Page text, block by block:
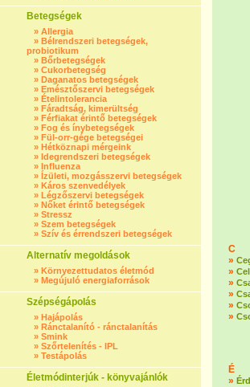
Betegségek
» Allergia
» Bélrendszeri betegségek,
probiotikum
» Bőrbetegségek
» Cukorbetegség
» Daganatos betegségek
» Emésztőszervi betegségek
» Ételintolerancia
» Fáradtság, kimerültség
» Férfiakat érintő betegségek
» Fog és ínybetegségek
» Fül-orr-gége betegségei
» Hétköznapi mérgeink
» Idegrendszeri betegségek
» Influenza
» Ízületi, mozgásszervi betegségek
» Káros szenvedélyek
» Légzőszervi betegségek
» Nőket érintő betegségek
» Stressz
» Szem betegségek
» Szív és érrendszeri betegségek
Alternatív megoldások
» Környezettudatos életmód
» Megújuló energiaforrások
Szépségápolás
» Hajápolás
» Ránctalanító - ránctalanítás
» Smink
» Szőrtelenítés - IPL
» Testápolás
Életmódinterjúk - könyvajánlók
C
»
»
»
»
»
»
É
» Érd